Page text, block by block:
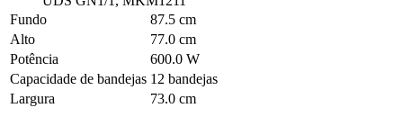
Fundo
87.5 cm
Alto
77.0 cm
Potência
600.0 W
Capacidade de bandejas 12 bandejas
Largura
73.0 cm